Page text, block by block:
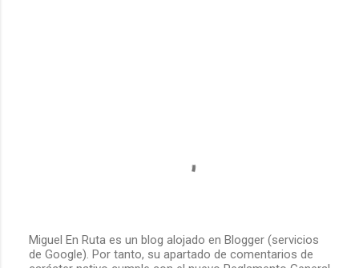
P
Miguel En Ruta es un blog alojado en Blogger (servicios
de Google). Por tanto, su apartado de comentarios de